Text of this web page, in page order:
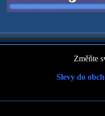
Změňte
Slevy do